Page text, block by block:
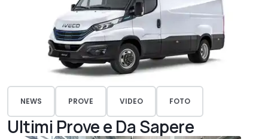
NEWS PROVE VIDEO FOTO
Ultimi Prove e Da Sapere